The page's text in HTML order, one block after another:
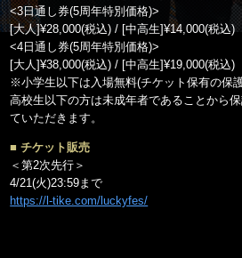
<3日通し券(5周年特別価格)>
[大人]¥28,000(税込) / [中高生]¥14,000(税込)
<4日通し券(5周年特別価格)>
[大人]¥38,000(税込) / [中高生]¥19,000(税込)
※小学生以下は入場無料(チケット保有の保
高校生以下の方は未成年者であることから
ていただきます。
■ チケット販売
＜第2次先行＞
4/21(火)23:59まで
https://l-tike.com/luckyfes/